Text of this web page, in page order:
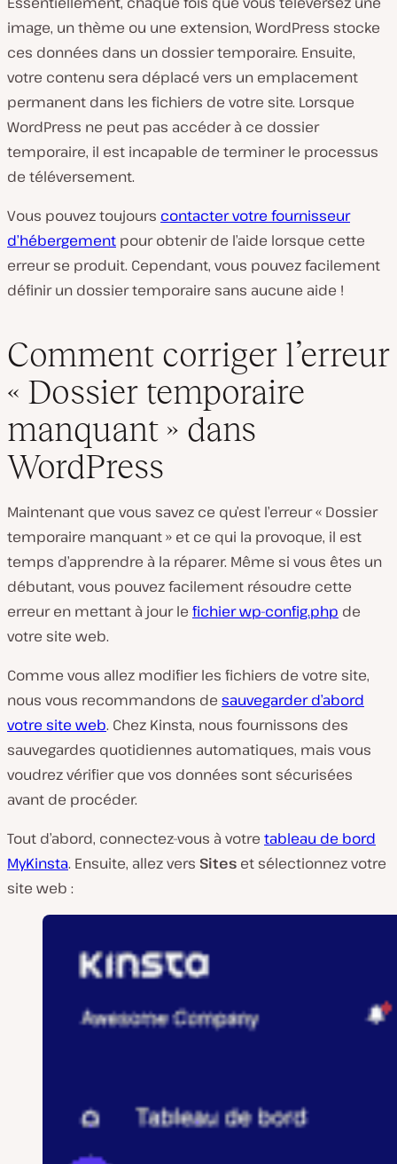
image, un thème ou une extension, WordPress stocke
ces données dans un dossier temporaire. Ensuite,
votre contenu sera déplacé vers un emplacement
permanent dans les fichiers de votre site. Lorsque
WordPress ne peut pas accéder à ce dossier
temporaire, il est incapable de terminer le processus
de téléversement.
Vous pouvez toujours contacter votre fournisseur
d’hébergement pour obtenir de l’aide lorsque cette
erreur se produit. Cependant, vous pouvez facilement
définir un dossier temporaire sans aucune aide !
Comment corriger l’erreur
« Dossier temporaire
manquant » dans
WordPress
Maintenant que vous savez ce qu’est l’erreur « Dossier
temporaire manquant » et ce qui la provoque, il est
temps d’apprendre à la réparer. Même si vous êtes un
débutant, vous pouvez facilement résoudre cette
erreur en mettant à jour le fichier wp-config.php de
votre site web.
Comme vous allez modifier les fichiers de votre site,
nous vous recommandons de sauvegarder d’abord
votre site web. Chez Kinsta, nous fournissons des
sauvegardes quotidiennes automatiques, mais vous
voudrez vérifier que vos données sont sécurisées
avant de procéder.
Tout d’abord, connectez-vous à votre tableau de bord
MyKinsta. Ensuite, allez vers Sites et sélectionnez votre
site web :